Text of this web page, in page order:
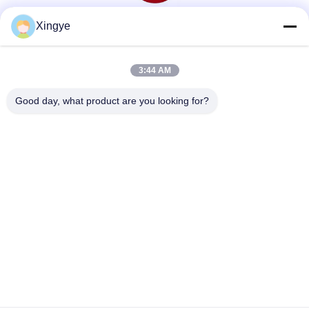
Xingye
3:44 AM
Good day, what product are you looking for?